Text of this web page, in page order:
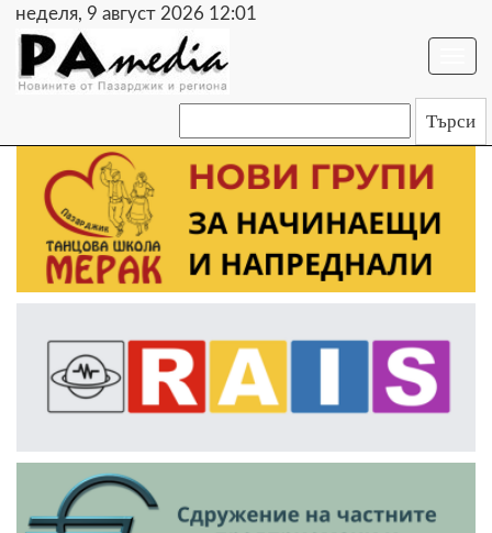
неделя, 9 август 2026 12:01